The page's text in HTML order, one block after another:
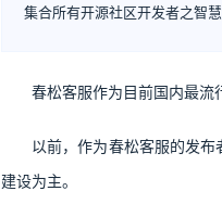
集合所有开源社区开发者之智
春松客服作为目前国内最流
以前，作为春松客服的发
建设为主。